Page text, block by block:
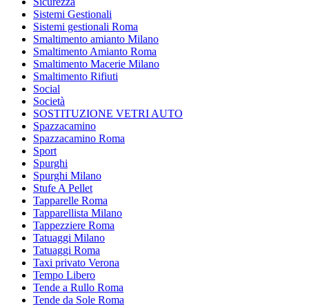
Sistemi Gestionali
Sistemi gestionali Roma
Smaltimento amianto Milano
Smaltimento Amianto Roma
Smaltimento Macerie Milano
Smaltimento Rifiuti
Social
Società
SOSTITUZIONE VETRI AUTO
Spazzacamino
Spazzacamino Roma
Sport
Spurghi
Spurghi Milano
Stufe A Pellet
Tapparelle Roma
Tapparellista Milano
Tappezziere Roma
Tatuaggi Milano
Tatuaggi Roma
Taxi privato Verona
Tempo Libero
Tende a Rullo Roma
Tende da Sole Roma